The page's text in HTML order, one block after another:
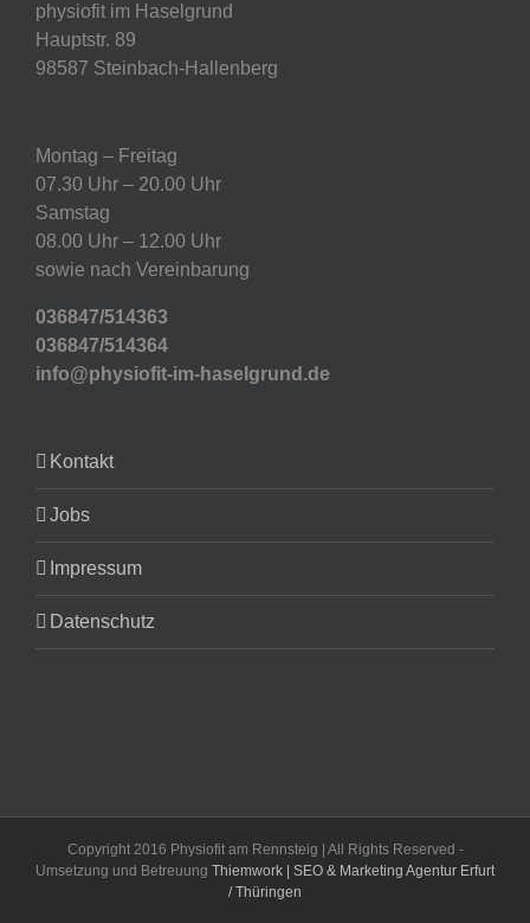
physiofit im Haselgrund
Hauptstr. 89
98587 Steinbach-Hallenberg
Montag – Freitag
07.30 Uhr – 20.00 Uhr
Samstag
08.00 Uhr – 12.00 Uhr
sowie nach Vereinbarung
036847/514363
036847/514364
info@physiofit-im-haselgrund.de
Kontakt
Jobs
Impressum
Datenschutz
Copyright 2016 Physiofit am Rennsteig | All Rights Reserved -
Umsetzung und Betreuung Thiemwork | SEO & Marketing Agentur Erfurt
/ Thüringen